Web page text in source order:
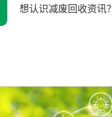
想认识减废回收资讯？